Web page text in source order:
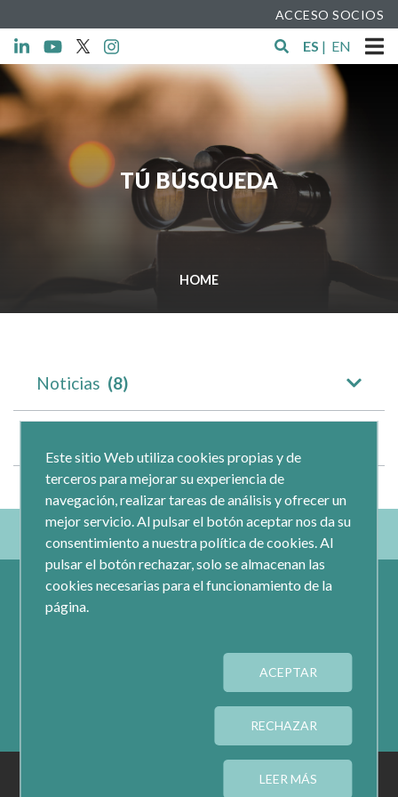
ACCESO SOCIOS
ES | EN
TÚ BÚSQUEDA
HOME
Noticias (8)
Calle Jacometrezo 15- 5ºM- 28013 Madrid
Tel.: 91 593 04 12
COOKIES
Este sitio Web utiliza cookies propias y de
terceros para mejorar su experiencia de
navegación, realizar tareas de análisis y ofrecer un
mejor servicio. Al pulsar el botón aceptar nos da su
consentimiento a nuestra política de cookies. Al
pulsar el botón rechazar, solo se almacenan las
cookies necesarias para el funcionamiento de la
página.
ACEPTAR
RECHAZAR
LEER MÁS